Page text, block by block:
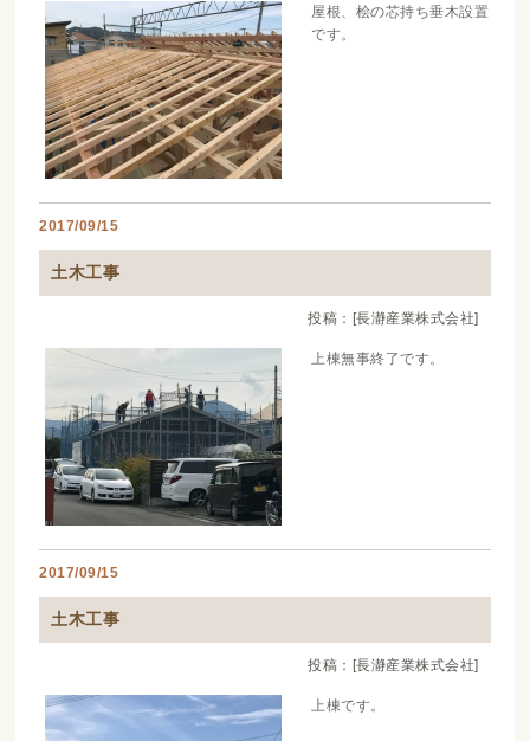
屋根、桧の芯持ち垂木設置
です。
2017/09/15
土木工事
投稿：[長瀞産業株式会社]
上棟無事終了です。
2017/09/15
土木工事
投稿：[長瀞産業株式会社]
上棟です。